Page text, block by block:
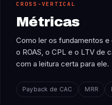
CROSS-VERTICAL
Métricas
Como ler os fundamentos
o ROAS, o CPL e o LTV de
com a leitura certa para ele.
Payback de CAC MRR